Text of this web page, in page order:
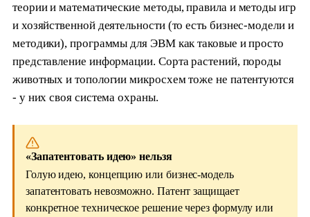
теории и математические методы, правила и методы игр
и хозяйственной деятельности (то есть бизнес-модели и
методики), программы для ЭВМ как таковые и просто
представление информации. Сорта растений, породы
животных и топологии микросхем тоже не патентуются
- у них своя система охраны.
«Запатентовать идею» нельзя
Голую идею, концепцию или бизнес-модель
запатентовать невозможно. Патент защищает
конкретное техническое решение через формулу или